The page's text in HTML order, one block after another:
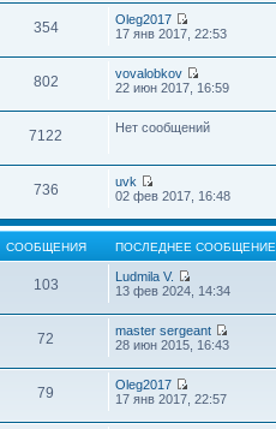
354
Oleg2017
17 янв 2017, 22:53
802
vovalobkov
22 июн 2017, 16:59
7122 Нет сообщений
736
uvk
02 фев 2017, 16:48
СООБЩЕНИЯ ПОСЛЕДНЕЕ СООБЩЕНИЕ
103
Ludmila V.
13 фев 2024, 14:34
72
master sergeant
28 июн 2015, 16:43
79
Oleg2017
17 янв 2017, 22:57